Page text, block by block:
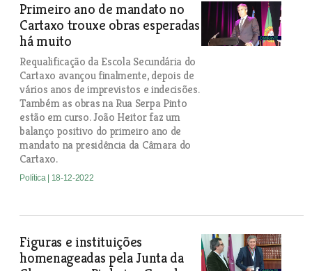
Primeiro ano de mandato no
Cartaxo trouxe obras esperadas
há muito
Requalificação da Escola Secundária do
Cartaxo avançou finalmente, depois de
vários anos de imprevistos e indecisões.
Também as obras na Rua Serpa Pinto
estão em curso. João Heitor faz um
balanço positivo do primeiro ano de
mandato na presidência da Câmara do
Cartaxo.
Política | 18-12-2022
Figuras e instituições
homenageadas pela Junta da